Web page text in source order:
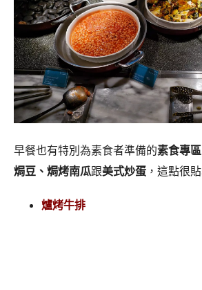
早餐也有特別為素食者準備的素食專區
焗豆、焗烤南瓜跟美式炒蛋 ，這點很
爐烤牛排